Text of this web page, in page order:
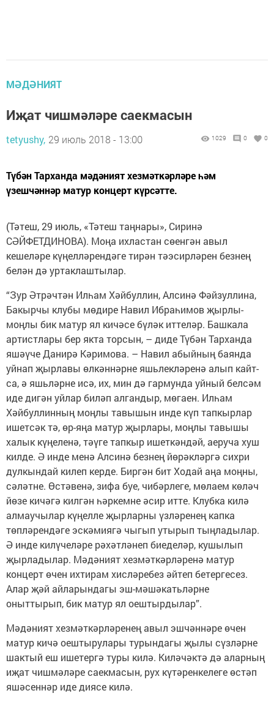
МӘДӘНИЯТ
Иҗат чишмәләре саекмасын
tetyushy, 29 июль 2018 - 13:00 1029 0 0
Түбән Тарханда мәдәният хезмәткәрләре һәм
үзешчәннәр матур концерт күрсәтте.
(Тәтеш, 29 июль, «Тәтеш таңнары», Сиринә
СӘЙФЕТДИНОВА). Моңа ихластан сөенгән авыл
кешеләре күңелләрендәге тирән тәэ­сирләрен безнең
белән дә уртак­лаштылар.
“Зур Әтрәчтән Илһам Хәйбуллин, Алсинә Фәйзуллина,
Бакырчы клубы мөдире Навил Ибраһимов җырлы-
моңлы бик матур ял кичәсе бүләк иттеләр. Башкала
артистлары бер якта торсын, – диде Түбән Тарханда
яшәүче Данирә Кәримова. – Навил абыйның баянда
уйнап җырлавы өлкәннәрне яшьлекләренә алып кайт­
са, ә яшьләрне исә, их, мин дә гармунда уйный белсәм
иде дигән уйлар биләп алгандыр, мөгаен. Илһам
Хәйбуллинның моңлы тавышын инде күп тапкырлар
ишетсәк тә, өр-яңа матур җырлары, моңлы тавышы
халык күңеленә, тәүге тапкыр ишеткәндәй, аеруча хуш
килде. Ә инде менә Алсинә безнең йөрәкләргә сихри
дулкындай килеп керде. Биргән бит Ходай аңа моңны,
сәләтне. Өстәвенә, зифа буе, чибәрлеге, мөлаем көләч
йөзе кичәгә килгән һәркемне әсир итте. Клубка килә
алмаучылар күңелле җырларны үзләренең капка
төпләрендәге эскәмиягә чыгып утырып тыңладылар.
Ә инде килүчеләре рәхәтләнеп биеделәр, кушылып
җырладылар. Мәдәният хезмәткәрләренә матур
концерт өчен ихтирам хисләребез әйтеп бетергесез.
Алар җәй айларындагы эш-мәшәкатьләрне
оныттырып, бик матур ял оештырдылар”.
Мәдәният хезмәткәрләренең авыл эшчәннәре өчен
матур кичә оештырулары турындагы җылы сүзләрне
шактый еш ишетергә туры килә. Киләчәктә дә аларның
иҗат чишмәләре саекмасын, рух күтәренкелеге өстәп
яшәсеннәр иде диясе килә.